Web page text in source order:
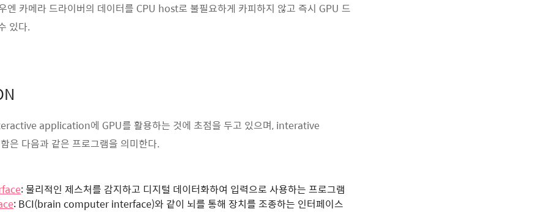
엔 카메라 드라이버의 데이터를 CPU host로 불필요하게 카피하지 않고 즉시 GPU 드
있다.
application에 GPU를 활용하는 것에 초점을 두고 있으며, interative
은 다음과 같은 프로그램을 의미한다.
: 물리적인 제스처를 감지하고 디지털 데이터화하여 입력으로 사용하는 프로그램
: BCI(brain computer interface)와 같이 뇌를 통해 장치를 조종하는 인터페이스